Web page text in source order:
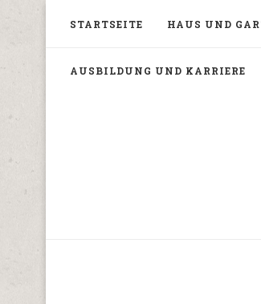
STARTSEITE HAUS UND
AUSBILDUNG UND KARRIERE